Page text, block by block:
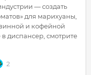
— создать
для марихуаны,
и кофейной
в диспансер, смотрите
2